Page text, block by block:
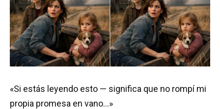
«Si estás leyendo esto — significa que no rompí mi
propia promesa en vano…»